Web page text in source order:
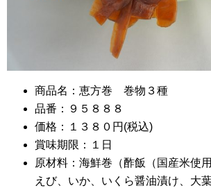
商品名：恵方巻 巻物３種
品番：９５８８８
価格：１３８０円(税込)
賞味期限：１日
原材料：海鮮巻（酢飯（国産米使
えび、いか、いくら醤油漬け、大